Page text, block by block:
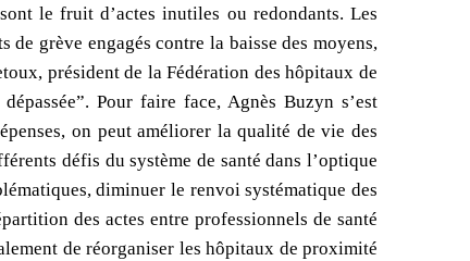
le fruit d’actes inutiles ou redondants. Les
grève engagés contre la baisse des moyens,
président de la Fédération des hôpitaux de
Pour faire face, Agnès Buzyn s’est
on peut améliorer la qualité de vie des
défis du système de santé dans l’optique
diminuer le renvoi systématique des
des actes entre professionnels de santé
de réorganiser les hôpitaux de proximité